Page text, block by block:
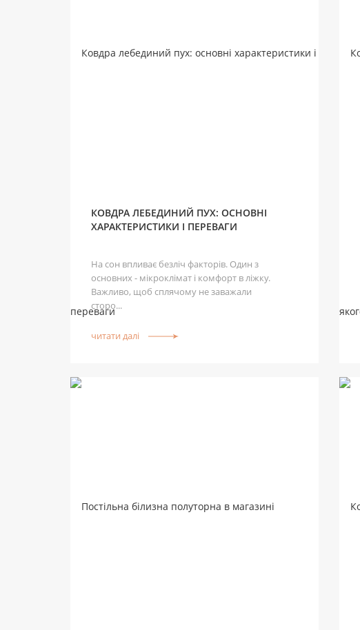
КОВДРА ЛЕБЕДИНИЙ ПУХ: ОСНОВНІ
ХАРАКТЕРИСТИКИ І ПЕРЕВАГИ
На сон впливає безліч факторів. Один з
основних - мікроклімат і комфорт в ліжку.
Важливо, щоб сплячому не заважали
сторо...
читати далі